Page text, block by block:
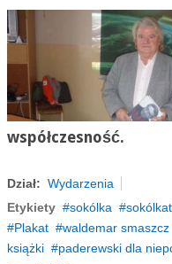
współczesność.
Dział: Wydarzenia
Etykiety
sokólka
Plakat
waldemar smaszcz
książki
paderewski dla